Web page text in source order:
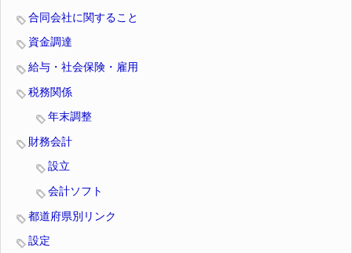
合同会社に関すること
資金調達
給与・社会保険・雇用
税務関係
年末調整
財務会計
設立
会計ソフト
都道府県別リンク
設定